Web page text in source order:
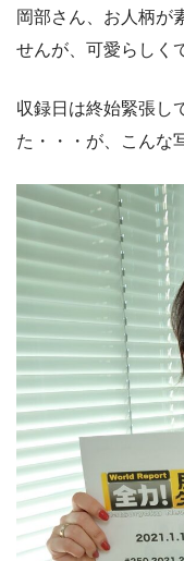
岡部さん、お人柄が
せんが、可愛らしく
収録日は終始緊張し
た・・・が、こんな